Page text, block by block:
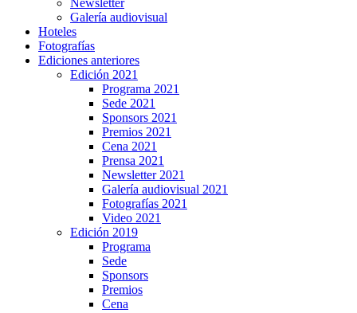
Newsletter
Galería audiovisual
Hoteles
Fotografías
Ediciones anteriores
Edición 2021
Programa 2021
Sede 2021
Sponsors 2021
Premios 2021
Cena 2021
Prensa 2021
Newsletter 2021
Galería audiovisual 2021
Fotografías 2021
Video 2021
Edición 2019
Programa
Sede
Sponsors
Premios
Cena